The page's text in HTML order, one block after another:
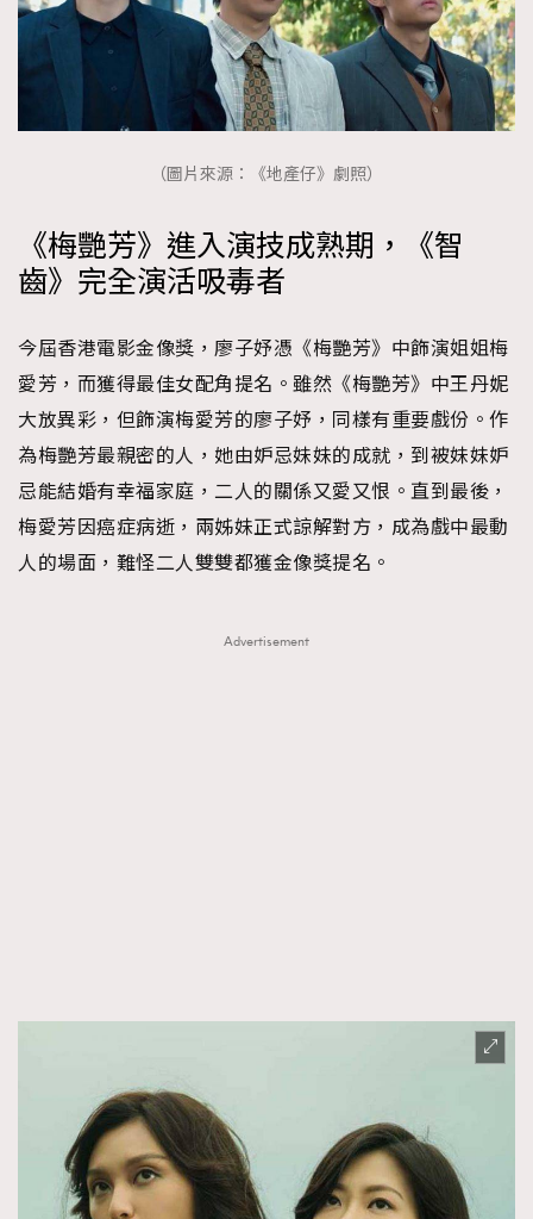
（圖片來源：《地產仔》劇照）
《梅艷芳》進入演技成熟期，《智
齒》完全演活吸毒者
今屆香港電影金像獎，廖子妤憑《梅艷芳》中飾演姐姐梅
愛芳，而獲得最佳女配角提名。雖然《梅艷芳》中王丹妮
大放異彩，但飾演梅愛芳的廖子妤，同樣有重要戲份。作
為梅艷芳最親密的人，她由妒忌妹妹的成就，到被妹妹妒
忌能結婚有幸福家庭，二人的關係又愛又恨。直到最後，
梅愛芳因癌症病逝，兩姊妹正式諒解對方，成為戲中最動
人的場面，難怪二人雙雙都獲金像獎提名。
Advertisement